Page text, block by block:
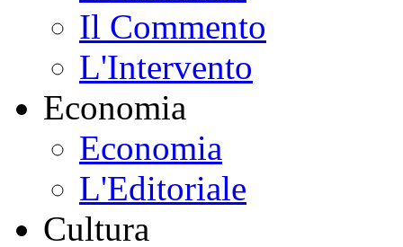
Il Commento
L'Intervento
Economia
Economia
L'Editoriale
Cultura